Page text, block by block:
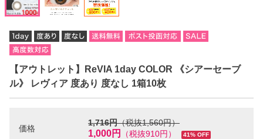
【アウトレット】ReVIA 1day COLOR 《シアーセーブ
ル》 レヴィア 度あり 度なし 1箱10枚
価格
1,716円（税抜1,560円）
1,000円 （税抜910円） 41% OFF